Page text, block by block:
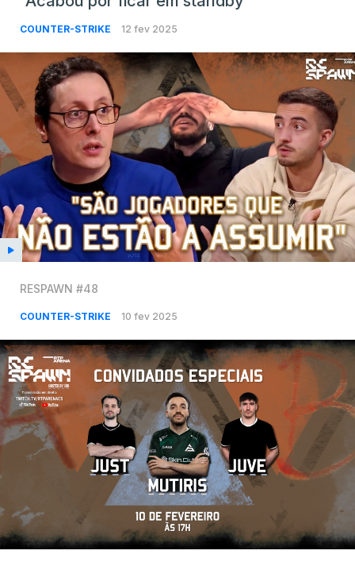
COUNTER-STRIKE 12 fev 2025
RESPAWN #48
COUNTER-STRIKE 10 fev 2025